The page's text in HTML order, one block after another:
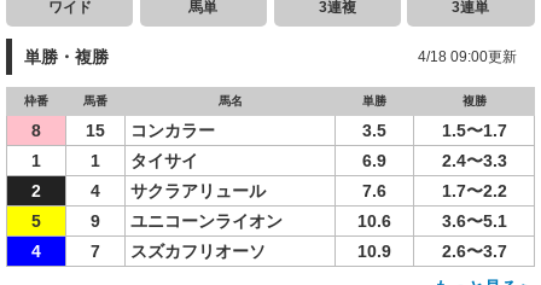
ワイド 馬単 3連複 3連単
単勝・複勝 4/18 09:00更新
枠番 馬番 馬名 単勝 複勝
8 15 コンカラー 3.5
1.5〜1.7
1
1 タイサイ 6.9
2.4〜3.3
2
4 サクラアリュール 7.6
1.7〜2.2
5
9 ユニコーンライオン 10.6
3.6〜5.1
4
7 スズカフリオーソ 10.9
2.6〜3.7